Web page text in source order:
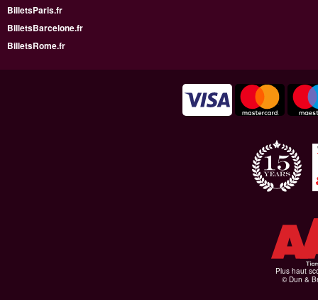
BilletsParis.fr
BilletsBarcelone.fr
BilletsRome.fr
Plus haut
© Dun &